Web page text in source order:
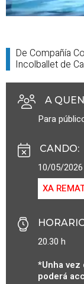
De Compañía
Incolballet de
A
Para
CANDO:
10/05/2026
XA
20.30 h
*Unha
poderá